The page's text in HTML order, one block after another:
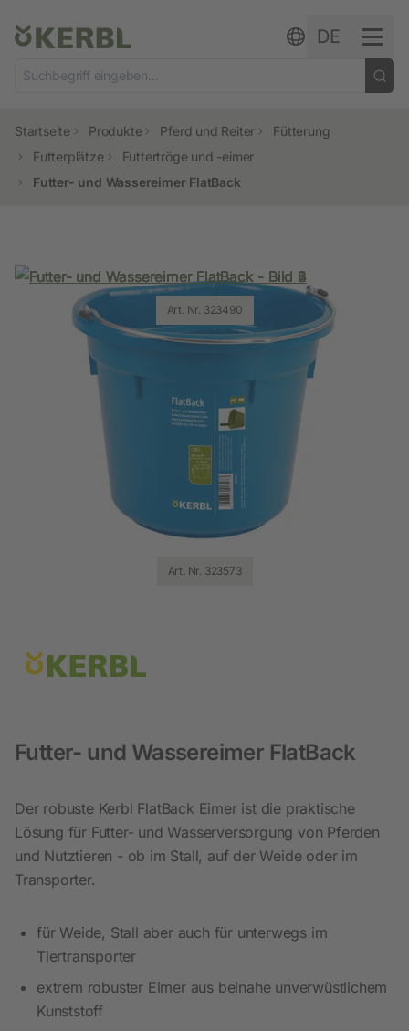
DE
Startseite Produkte Pferd und Reiter
Fütterung
Futterplätze
Futtertröge und -eimer
Futter- und Wassereimer FlatBack
Art. Nr. 323573
Art. Nr. 323574
Art. Nr. 323490
Art. Nr. 323489
Art. Nr. 323493
Art. Nr. 323490
Futter- und Wassereimer FlatBack
Der robuste Kerbl FlatBack Eimer ist die praktische
Lösung für Futter- und Wasserversorgung von Pferden
und Nutztieren - ob im Stall, auf der Weide oder im
Transporter.
für Weide, Stall aber auch für unterwegs im
Tiertransporter
extrem robuster Eimer aus beinahe unverwüstlichem
Kunststoff